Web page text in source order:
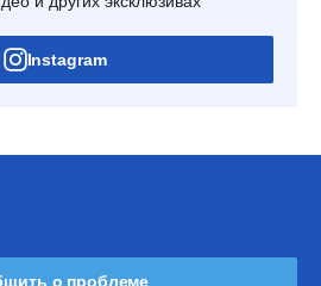
Instagram
о проблеме